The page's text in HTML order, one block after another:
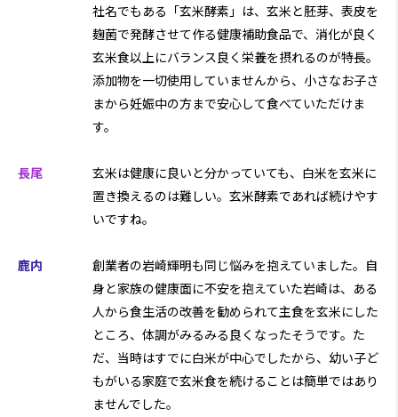
社名でもある「玄米酵素」は、玄米と胚芽、表皮を
麹菌で発酵させて作る健康補助食品で、消化が良く
玄米食以上にバランス良く栄養を摂れるのが特長。
添加物を一切使用していませんから、小さなお子さ
まから妊娠中の方まで安心して食べていただけま
す。
長尾
玄米は健康に良いと分かっていても、白米を玄米に
置き換えるのは難しい。玄米酵素であれば続けやす
いですね。
鹿内
創業者の岩崎輝明も同じ悩みを抱えていました。自
身と家族の健康面に不安を抱えていた岩崎は、ある
人から食生活の改善を勧められて主食を玄米にした
ところ、体調がみるみる良くなったそうです。た
だ、当時はすでに白米が中心でしたから、幼い子ど
もがいる家庭で玄米食を続けることは簡単ではあり
ませんでした。